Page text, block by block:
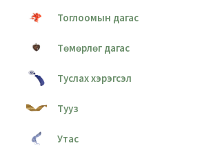
Тоглоомын дагас
Төмөрлөг дагас
Туслах хэрэгсэл
Тууз
Утас